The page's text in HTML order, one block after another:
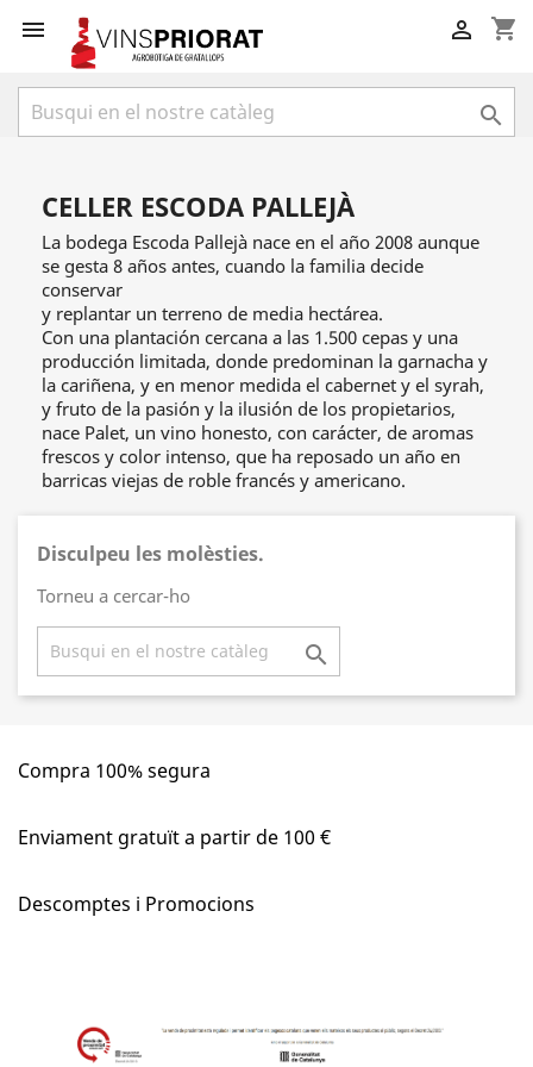
 shopping_cart


CELLER ESCODA PALLEJÀ
La bodega Escoda Pallejà nace en el año 2008 aunque
se gesta 8 años antes, cuando la familia decide
conservar
y replantar un terreno de media hectárea.
Con una plantación cercana a las 1.500 cepas y una
producción limitada, donde predominan la garnacha y
la cariñena, y en menor medida el cabernet y el syrah,
y fruto de la pasión y la ilusión de los propietarios,
nace Palet, un vino honesto, con carácter, de aromas
frescos y color intenso, que ha reposado un año en
barricas viejas de roble francés y americano.
Disculpeu les molèsties.
Torneu a cercar-ho

Compra 100% segura
Enviament gratuït a partir de 100 €
Descomptes i Promocions